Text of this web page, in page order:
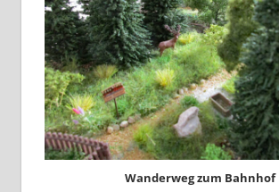
Wanderweg zum Bahnhof